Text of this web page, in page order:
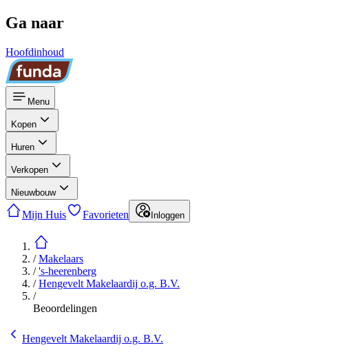
Ga naar
Hoofdinhoud
Menu
Kopen
Huren
Verkopen
Nieuwbouw
Mijn Huis Favorieten Inloggen
/Makelaars
/'s-heerenberg
/Hengevelt Makelaardij o.g. B.V.
/
Beoordelingen
Hengevelt Makelaardij o.g. B.V.